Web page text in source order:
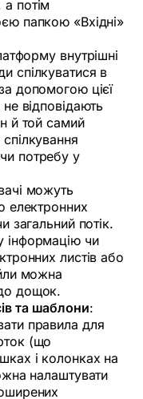
потім
папкою «Вхідні»
внутрішні
спілкуватися в
допомогою цієї
відповідають
й той самий
потребу у
можуть
електронних
загальний потік.
інформацію чи
листів або
можна
дощок.
та шаблони:
правила для
(що
і колонках на
налаштувати